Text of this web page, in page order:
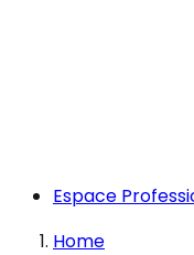
Espace
Home